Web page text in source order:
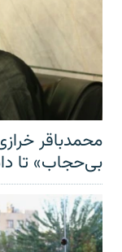
محمدباقر
بی‌حجاب» تا